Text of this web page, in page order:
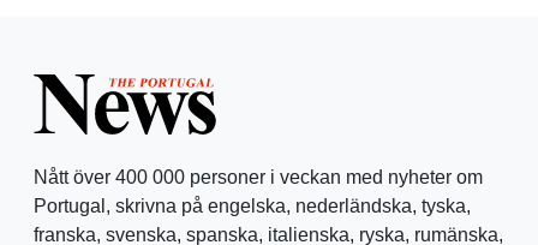
Nått över 400 000 personer i veckan med nyheter om
Portugal, skrivna på engelska, nederländska, tyska,
franska, svenska, spanska, italienska, ryska, rumänska,